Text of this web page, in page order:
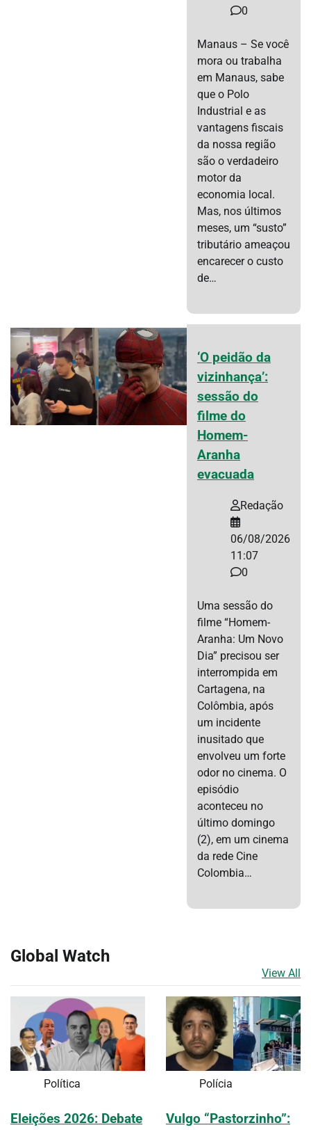
0
Manaus – Se você
mora ou trabalha
em Manaus, sabe
que o Polo
Industrial e as
vantagens fiscais
da nossa região
são o verdadeiro
motor da
economia local.
Mas, nos últimos
meses, um “susto”
tributário ameaçou
encarecer o custo
de…
‘O peidão da
vizinhança’:
sessão do
filme do
Homem-
Aranha
evacuada
Redação
06/08/2026
11:07
0
Uma sessão do
filme “Homem-
Aranha: Um Novo
Dia” precisou ser
interrompida em
Cartagena, na
Colômbia, após
um incidente
inusitado que
envolveu um forte
odor no cinema. O
episódio
aconteceu no
último domingo
(2), em um cinema
da rede Cine
Colombia…
Global Watch
View All
Política
Eleições 2026: Debate
Polícia
Vulgo “Pastorzinho”: